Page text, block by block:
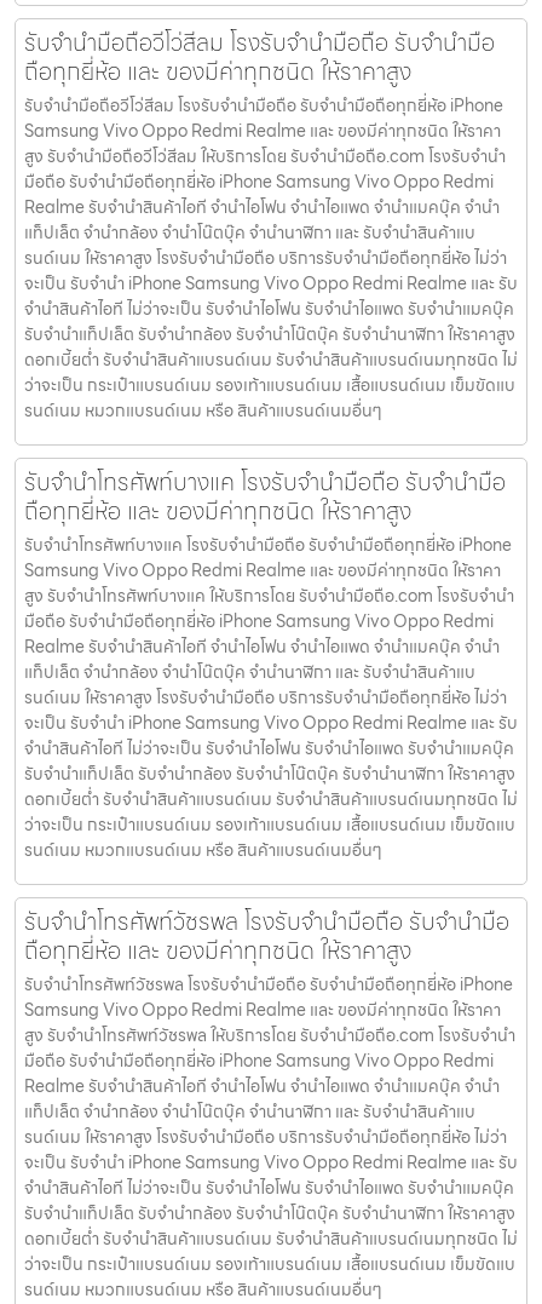
รับจำนำมือถือวีโว่สีลม โรงรับจำนำมือถือ รับจำนำมือ
ถือทุกยี่ห้อ และ ของมีค่าทุกชนิด ให้ราคาสูง
รับจำนำมือถือวีโว่สีลม โรงรับจำนำมือถือ รับจำนำมือถือทุกยี่ห้อ iPhone
Samsung Vivo Oppo Redmi Realme และ ของมีค่าทุกชนิด ให้ราคา
สูง รับจำนำมือถือวีโว่สีลม ให้บริการโดย รับจํานํามือถือ.com โรงรับจำนำ
มือถือ รับจำนำมือถือทุกยี่ห้อ iPhone Samsung Vivo Oppo Redmi
Realme รับจำนำสินค้าไอที จำนำไอโฟน จำนำไอแพด จำนำแมคบุ๊ค จำนำ
แท็ปเล็ต จำนำกล้อง จำนำโน๊ตบุ๊ค จำนำนาฬิกา และ รับจำนำสินค้าแบ
รนด์เนม ให้ราคาสูง โรงรับจำนำมือถือ บริการรับจำนำมือถือทุกยี่ห้อ ไม่ว่า
จะเป็น รับจำนำ iPhone Samsung Vivo Oppo Redmi Realme และ รับ
จำนำสินค้าไอที ไม่ว่าจะเป็น รับจำนำไอโฟน รับจำนำไอแพด รับจำนำแมคบุ๊ค
รับจำนำแท็ปเล็ต รับจำนำกล้อง รับจำนำโน๊ตบุ๊ค รับจำนำนาฬิกา ให้ราคาสูง
ดอกเบี้ยต่ำ รับจำนำสินค้าแบรนด์เนม รับจำนำสินค้าแบรนด์เนมทุกชนิด ไม่
ว่าจะเป็น กระเป๋าแบรนด์เนม รองเท้าแบรนด์เนม เสื้อแบรนด์เนม เข็มขัดแบ
รนด์เนม หมวกแบรนด์เนม หรือ สินค้าแบรนด์เนมอื่นๆ
รับจำนำโทรศัพท์บางแค โรงรับจำนำมือถือ รับจำนำมือ
ถือทุกยี่ห้อ และ ของมีค่าทุกชนิด ให้ราคาสูง
รับจำนำโทรศัพท์บางแค โรงรับจำนำมือถือ รับจำนำมือถือทุกยี่ห้อ iPhone
Samsung Vivo Oppo Redmi Realme และ ของมีค่าทุกชนิด ให้ราคา
สูง รับจำนำโทรศัพท์บางแค ให้บริการโดย รับจํานํามือถือ.com โรงรับจำนำ
มือถือ รับจำนำมือถือทุกยี่ห้อ iPhone Samsung Vivo Oppo Redmi
Realme รับจำนำสินค้าไอที จำนำไอโฟน จำนำไอแพด จำนำแมคบุ๊ค จำนำ
แท็ปเล็ต จำนำกล้อง จำนำโน๊ตบุ๊ค จำนำนาฬิกา และ รับจำนำสินค้าแบ
รนด์เนม ให้ราคาสูง โรงรับจำนำมือถือ บริการรับจำนำมือถือทุกยี่ห้อ ไม่ว่า
จะเป็น รับจำนำ iPhone Samsung Vivo Oppo Redmi Realme และ รับ
จำนำสินค้าไอที ไม่ว่าจะเป็น รับจำนำไอโฟน รับจำนำไอแพด รับจำนำแมคบุ๊ค
รับจำนำแท็ปเล็ต รับจำนำกล้อง รับจำนำโน๊ตบุ๊ค รับจำนำนาฬิกา ให้ราคาสูง
ดอกเบี้ยต่ำ รับจำนำสินค้าแบรนด์เนม รับจำนำสินค้าแบรนด์เนมทุกชนิด ไม่
ว่าจะเป็น กระเป๋าแบรนด์เนม รองเท้าแบรนด์เนม เสื้อแบรนด์เนม เข็มขัดแบ
รนด์เนม หมวกแบรนด์เนม หรือ สินค้าแบรนด์เนมอื่นๆ
รับจำนำโทรศัพท์วัชรพล โรงรับจำนำมือถือ รับจำนำมือ
ถือทุกยี่ห้อ และ ของมีค่าทุกชนิด ให้ราคาสูง
รับจำนำโทรศัพท์วัชรพล โรงรับจำนำมือถือ รับจำนำมือถือทุกยี่ห้อ iPhone
Samsung Vivo Oppo Redmi Realme และ ของมีค่าทุกชนิด ให้ราคา
สูง รับจำนำโทรศัพท์วัชรพล ให้บริการโดย รับจํานํามือถือ.com โรงรับจำนำ
มือถือ รับจำนำมือถือทุกยี่ห้อ iPhone Samsung Vivo Oppo Redmi
Realme รับจำนำสินค้าไอที จำนำไอโฟน จำนำไอแพด จำนำแมคบุ๊ค จำนำ
แท็ปเล็ต จำนำกล้อง จำนำโน๊ตบุ๊ค จำนำนาฬิกา และ รับจำนำสินค้าแบ
รนด์เนม ให้ราคาสูง โรงรับจำนำมือถือ บริการรับจำนำมือถือทุกยี่ห้อ ไม่ว่า
จะเป็น รับจำนำ iPhone Samsung Vivo Oppo Redmi Realme และ รับ
จำนำสินค้าไอที ไม่ว่าจะเป็น รับจำนำไอโฟน รับจำนำไอแพด รับจำนำแมคบุ๊ค
รับจำนำแท็ปเล็ต รับจำนำกล้อง รับจำนำโน๊ตบุ๊ค รับจำนำนาฬิกา ให้ราคาสูง
ดอกเบี้ยต่ำ รับจำนำสินค้าแบรนด์เนม รับจำนำสินค้าแบรนด์เนมทุกชนิด ไม่
ว่าจะเป็น กระเป๋าแบรนด์เนม รองเท้าแบรนด์เนม เสื้อแบรนด์เนม เข็มขัดแบ
รนด์เนม หมวกแบรนด์เนม หรือ สินค้าแบรนด์เนมอื่นๆ